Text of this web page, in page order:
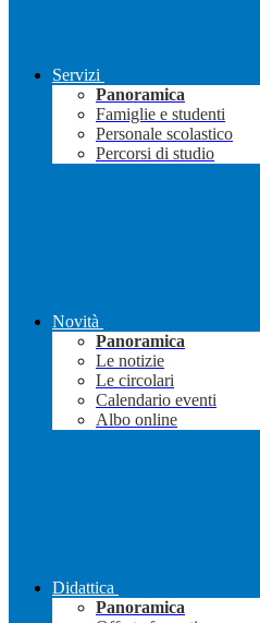
Servizi
Panoramica
Famiglie e studenti
Personale scolastico
Percorsi di studio
Novità
Panoramica
Le notizie
Le circolari
Calendario eventi
Albo online
Didattica
Panoramica